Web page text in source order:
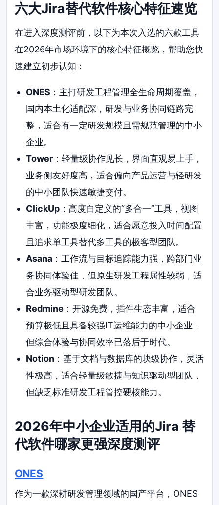
六大Jira替代软件核心特征速览
在进入深度测评前，以下为本次入选的六款工具
在2026年市场环境下的核心特征概览，帮助您快
速建立初步认知：
ONES ：主打研发工程管理全生命周期覆盖，
国内本土化适配深，研发与业务协同链路完
整，适合有一定研发规模且需规范管理的中小
企业。
Tower：轻量级协作见长，界面直观易上手，
业务侧友好度高，适合偏向产品运营与轻研发
的中小团队快速敏捷交付。
ClickUp：高度自定义的“多合一”工具，视图
丰富，功能极度细化，适合愿意投入时间配置
且追求单工具替代多工具的极客型团队。
Asana：工作流与目标追踪能力强，跨部门业
务协同体验佳，但原生研发工程属性较弱，适
合业务驱动型研发团队。
Redmine ：开源免费，插件生态丰富，适合
预算极低且具备较强IT运维能力的中小企业，
但综合体验与协同效率已落后于时代。
Notion：基于文档与数据库的块级协作，灵活
性极高，适合轻量级敏捷与知识驱动型团队，
但缺乏标准研发工程管控硬核能力。
2026年中小企业适用的Jira 替
代软件哪家更强深度测评
ONES
作为一款深耕研发管理领域的国产平台，ONES